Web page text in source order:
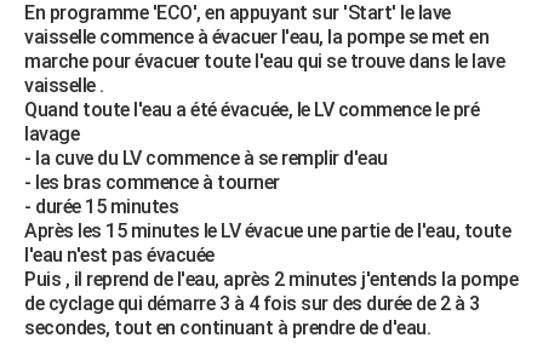
Art de vivre
Bien-être
Loisirs
Mode
Modes de vie
SANTE
Alimentation
Guide de la santé
Maladies
Médicaments
Sommeil
VOYAGE
Destinations
City break
Voyage nature
Voyage de noces
Forum
Climat
+PHOTO
GUIDES D'ACHAT
BONS PLANS
CARTE DE VOEUX
Carte de Noël
Carte Bonne année
Carte Saint-Valentin
Carte Pâques
Carte d'anniversaire
DICTIONNAIRE
En programme 'ECO', en appuyant sur 'Start' le lave
vaisselle commence à évacuer l'eau, la pompe se met en
marche pour évacuer toute l'eau qui se trouve dans le lave
vaisselle .
Quand toute l'eau a été évacuée, le LV commence le pré
lavage
- la cuve du LV commence à se remplir d'eau
- les bras commence à tourner
- durée 15 minutes
Après les 15 minutes le LV évacue une partie de l'eau, toute
l'eau n'est pas évacuée
Puis , il reprend de l'eau, après 2 minutes j'entends la pompe
de cyclage qui démarre 3 à 4 fois sur des durée de 2 à 3
secondes, tout en continuant à prendre de d'eau.